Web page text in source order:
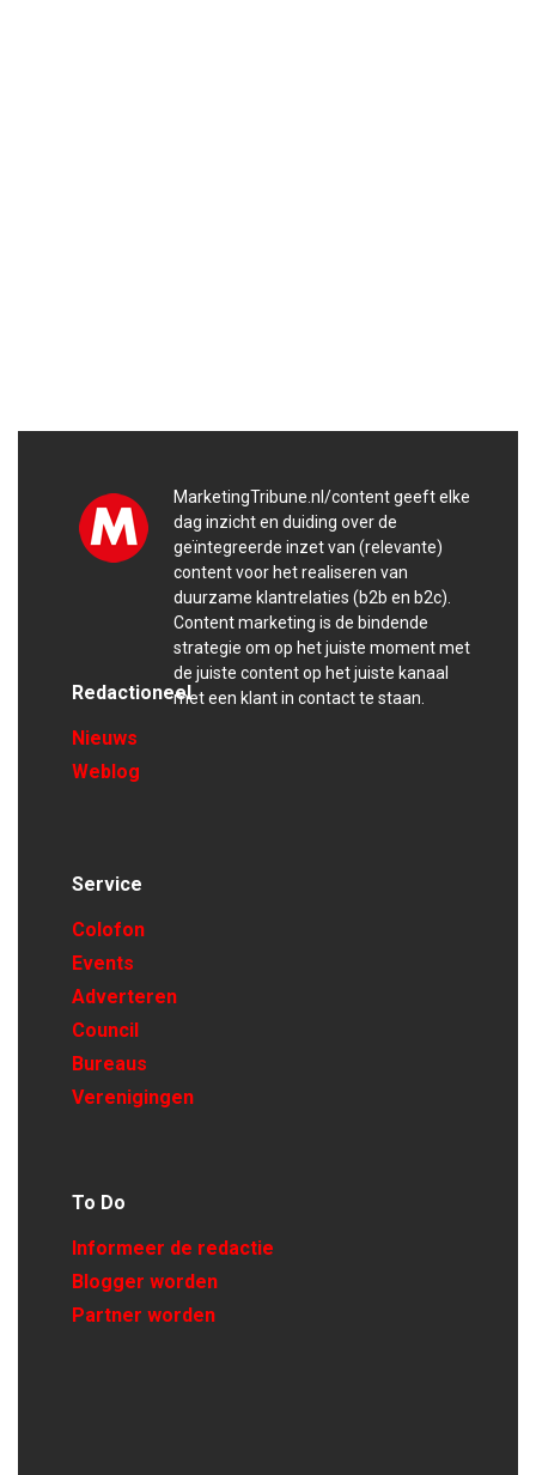
MarketingTribune.nl/content geeft elke
dag inzicht en duiding over de
geïntegreerde inzet van (relevante)
content voor het realiseren van
duurzame klantrelaties (b2b en b2c).
Content marketing is de bindende
strategie om op het juiste moment met
de juiste content op het juiste kanaal
met een klant in contact te staan.
Redactioneel
Nieuws
Weblog
Service
Colofon
Events
Adverteren
Council
Bureaus
Verenigingen
To Do
Informeer de redactie
Blogger worden
Partner worden